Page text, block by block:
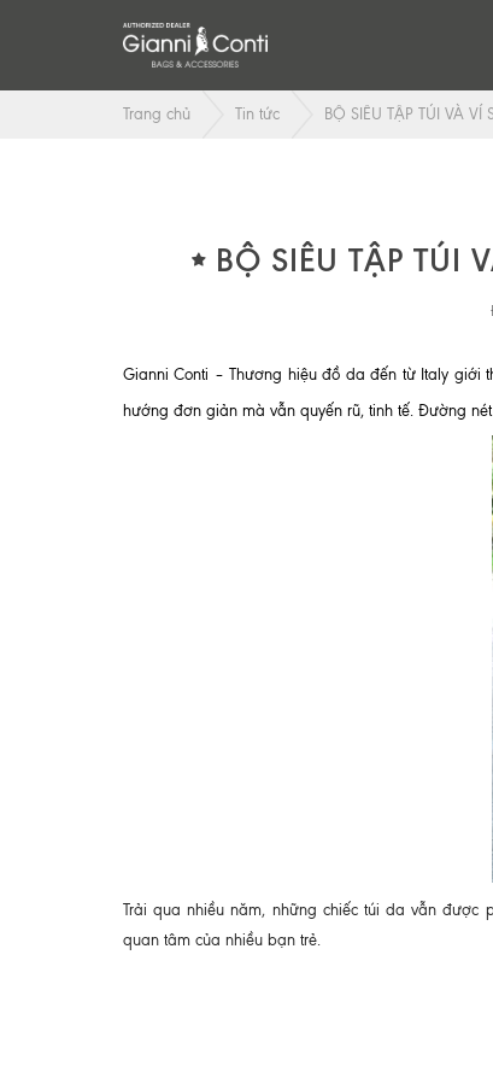
Trang chủ Tin tức BỘ SIÊU TẬP TÚI VÀ
BỘ SIÊU TẬP TÚI
Gianni Conti – Thương hiệu đồ da đến từ Italy giới
hướng đơn giản mà vẫn quyến rũ, tinh tế. Đường
Trải qua nhiều năm, những chiếc túi da vẫn
quan tâm của nhiều bạn trẻ.